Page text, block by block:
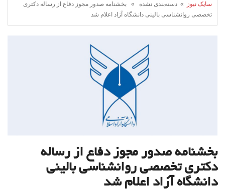
سایک نیوز
» دسته‌بندی نشده » بخشنامه صدور مجوز دفاع از رساله دکتری
تخصصی روانشناسی بالینی دانشگاه آزاد اعلام شد
بخشنامه صدور مجوز دفاع از رساله
دکتری تخصصی روانشناسی بالینی
دانشگاه آزاد اعلام شد